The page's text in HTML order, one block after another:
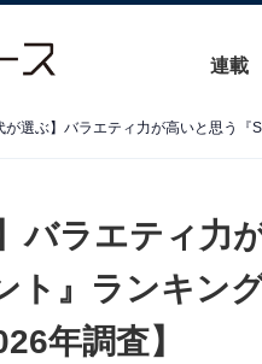
連載
バラエティ力
ト』ランキン
年調査】